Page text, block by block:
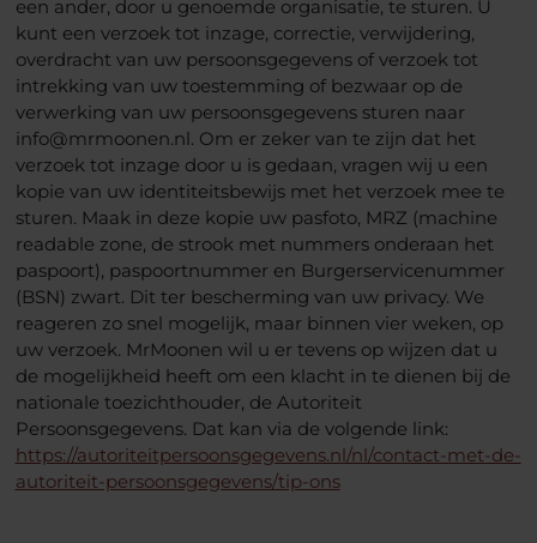
een ander, door u genoemde organisatie, te sturen. U
kunt een verzoek tot inzage, correctie, verwijdering,
overdracht van uw persoonsgegevens of verzoek tot
intrekking van uw toestemming of bezwaar op de
verwerking van uw persoonsgegevens sturen naar
info@mrmoonen.nl. Om er zeker van te zijn dat het
verzoek tot inzage door u is gedaan, vragen wij u een
kopie van uw identiteitsbewijs met het verzoek mee te
sturen. Maak in deze kopie uw pasfoto, MRZ (machine
readable zone, de strook met nummers onderaan het
paspoort), paspoortnummer en Burgerservicenummer
(BSN) zwart. Dit ter bescherming van uw privacy. We
reageren zo snel mogelijk, maar binnen vier weken, op
uw verzoek. MrMoonen wil u er tevens op wijzen dat u
de mogelijkheid heeft om een klacht in te dienen bij de
nationale toezichthouder, de Autoriteit
Persoonsgegevens. Dat kan via de volgende link:
https://autoriteitpersoonsgegevens.nl/nl/contact-met-de-
autoriteit-persoonsgegevens/tip-ons